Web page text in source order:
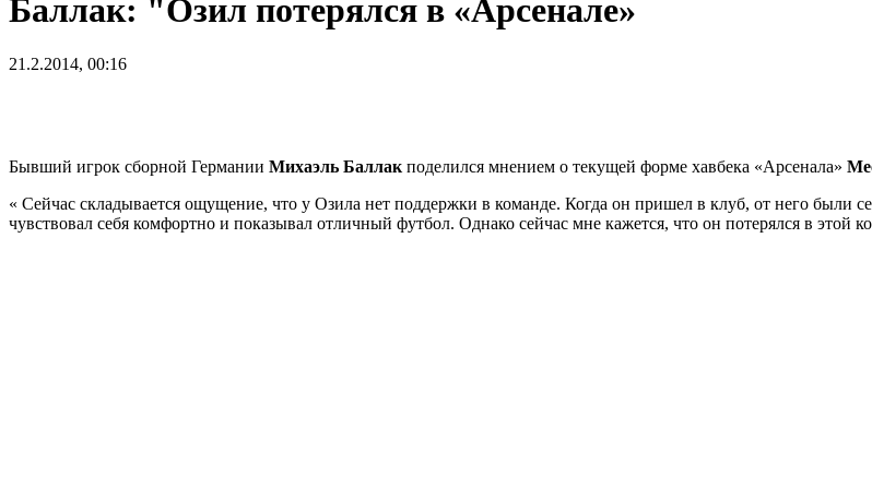
Баллак: "Озил потерялся в «Арсенале»
21.2.2014, 00:16
Бывший игрок сборной Германии Михаэль Баллак поделился мнением о текущей форме хавбека «Арсенала»
« Сейчас складывается ощущение, что у Озила нет поддержки в команде. Когда он пришел в клуб, от него были
чувствовал себя комфортно и показывал отличный футбол. Однако сейчас мне кажется, что он потерялся в этой